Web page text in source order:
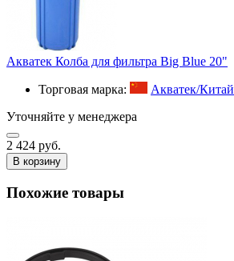
Акватек Колба для фильтра Big Blue 20"
Торговая марка:
Акватек/Китай
Уточняйте у менеджера
2 424 руб.
В корзину
Похожие товары